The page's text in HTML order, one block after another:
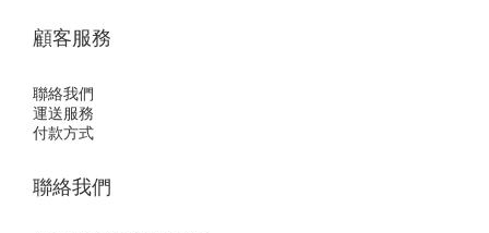
顧客服務
聯絡我們
運送服務
付款方式
聯絡我們